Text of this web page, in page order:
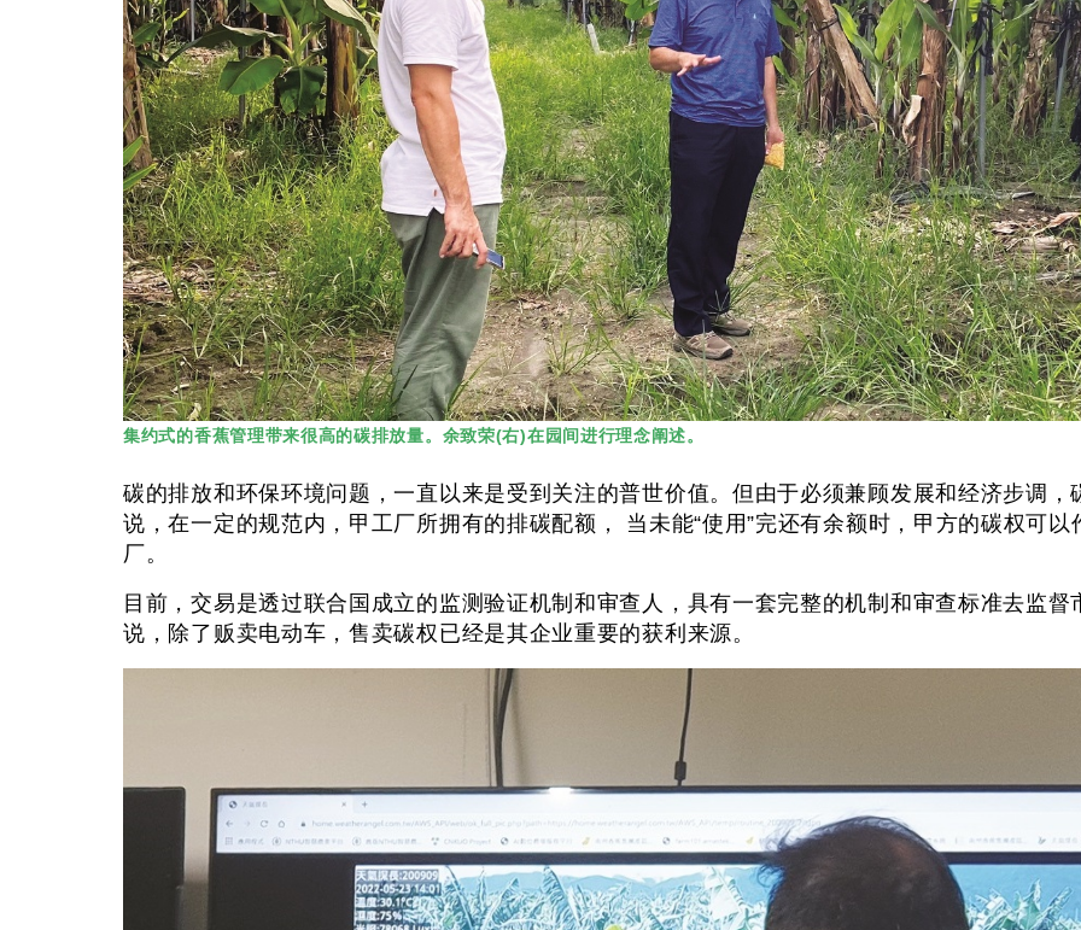
集约式的香蕉管理带来很高的碳排放量。余致荣(右)在园间进行理念阐述。
碳的排放和环保环境问题，一直以来是受到关注的普世价值。但由于必须兼顾发展和经济步调
说，在一定的规范内，甲工厂所拥有的排碳配额， 当未能“使用”完还有余额时，甲方的碳权可
厂。
目前，交易是透过联合国成立的监测验证机制和审查人，具有一套完整的机制和审查标准去监
说，除了贩卖电动车，售卖碳权已经是其企业重要的获利来源。